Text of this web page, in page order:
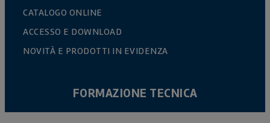
CATALOGO ONLINE
ACCESSO E DOWNLOAD
NOVITÀ E PRODOTTI IN EVIDENZA
FORMAZIONE TECNICA